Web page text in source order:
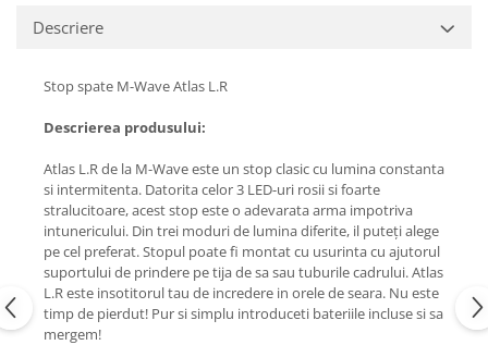
Descriere
Stop spate M-Wave Atlas L.R
Descrierea produsului:
Atlas L.R de la M-Wave este un stop clasic cu lumina constanta
si intermitenta. Datorita celor 3 LED-uri rosii si foarte
stralucitoare, acest stop este o adevarata arma impotriva
intunericului. Din trei moduri de lumina diferite, il puteți alege
pe cel preferat. Stopul poate fi montat cu usurinta cu ajutorul
suportului de prindere pe tija de sa sau tuburile cadrului. Atlas
L.R este insotitorul tau de incredere in orele de seara. Nu este
timp de pierdut! Pur si simplu introduceti bateriile incluse si sa
mergem!